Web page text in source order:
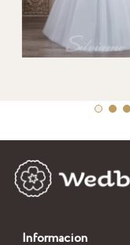
Informacion